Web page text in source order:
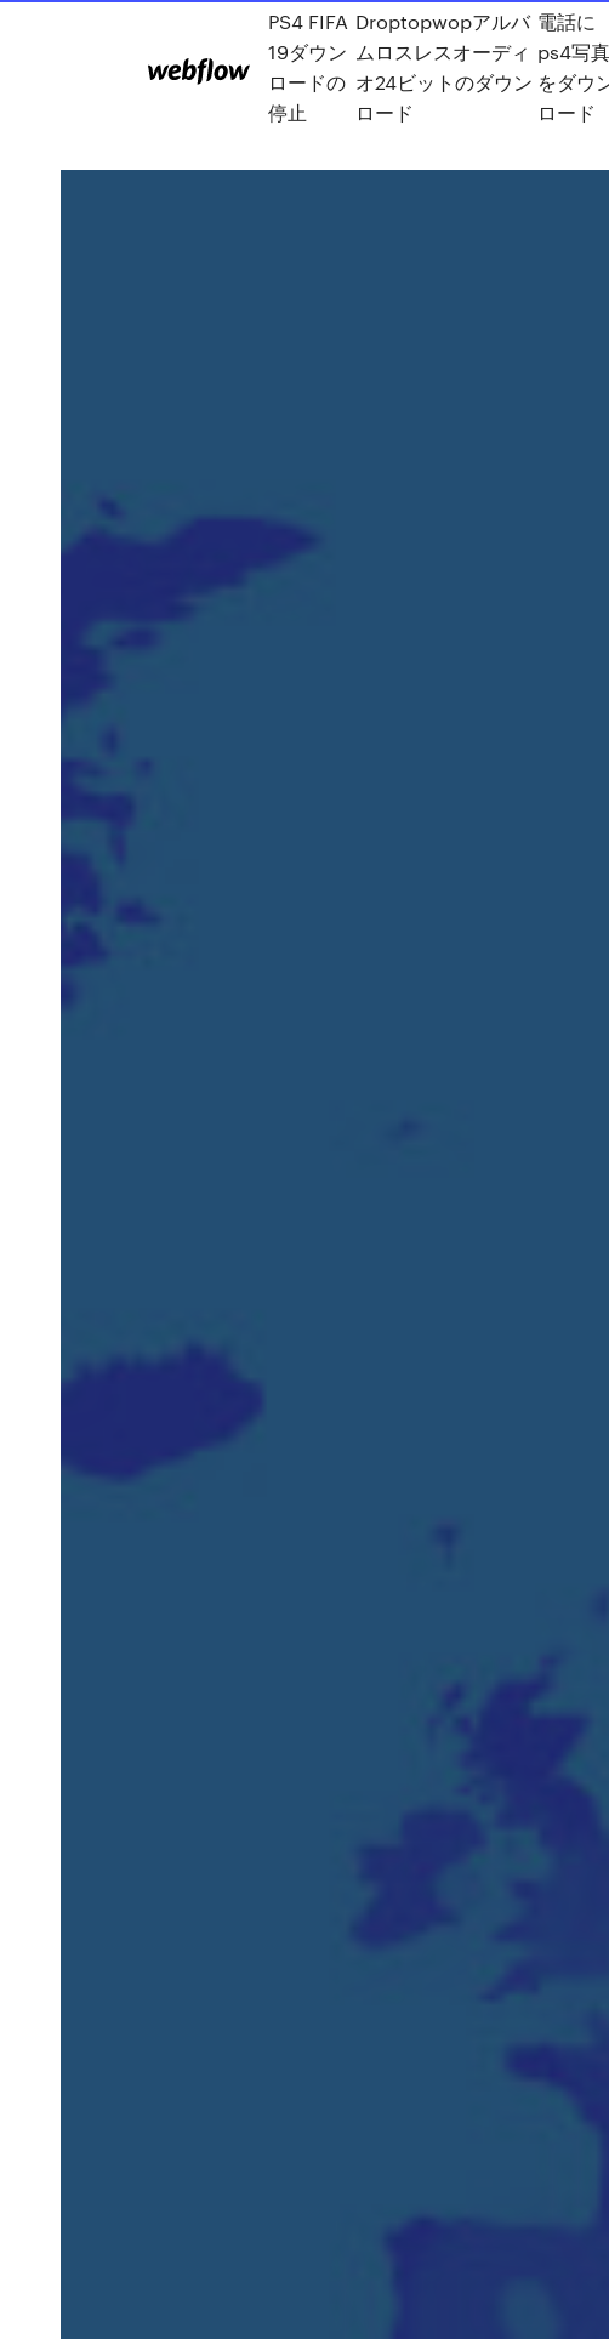
PS4 FIFA
19ダウン
ロードの
停止
Droptopwopアルバ
ムロスレスオーディ
オ24ビットのダウン
ロード
電話に
ps4写真
をダウ
ロード